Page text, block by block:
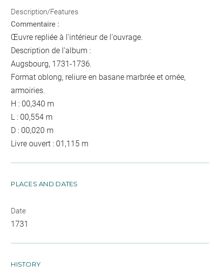
Description/Features
Commentaire :
Œuvre repliée à l'intérieur de l'ouvrage.
Description de l'album :
Augsbourg, 1731-1736.
Format oblong, reliure en basane marbrée et ornée,
armoiries.
H : 00,340 m
L : 00,554 m
D : 00,020 m
Livre ouvert : 01,115 m
PLACES AND DATES
Date
1731
HISTORY